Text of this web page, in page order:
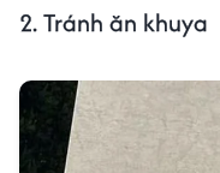
2. Tránh ăn khuya